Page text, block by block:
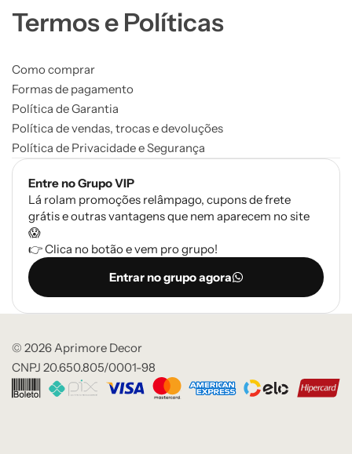
Termos e Políticas
Como comprar
Formas de pagamento
Política de Garantia
Política de vendas, trocas e devoluções
Política de Privacidade e Segurança
Entre no Grupo VIP
Lá rolam promoções relâmpago, cupons de frete
grátis e outras vantagens que nem aparecem no site
😱
👉 Clica no botão e vem pro grupo!
Entrar no grupo agora
© 2026 Aprimore Decor
CNPJ 20.650.805/0001-98